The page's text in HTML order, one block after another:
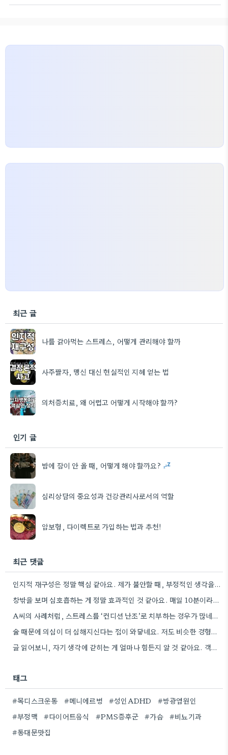
피곤뿐이었고, 밤이 오면 잡히지 않는 생각들이 오늘
최근 글
나를 갉아먹는 스트레스, 어떻게 관리해야 할까
사주팔자, 맹신 대신 현실적인 지혜 얻는 법
의처증치료, 왜 어렵고 어떻게 시작해야 할까?
인기 글
밤에 잠이 안 올 때, 어떻게 해야 할까요?
심리상담의 중요성과 건강관리사로서의 역할
암보험, 다이렉트로 가입하는 법과 추천!
최근 댓글
인지적 재구성은 정말 핵심 같아요. 제가 불안할 때, 부정적인 생각을 긍정적으로 바꾸려고 노력하는데, 작은 변화가…
창밖을 보며 심호흡하는 게 정말 효과적인 것 같아요. 매일 10분이라도 꾸준히 하면 몸과 마음이 훨씬…
A씨의 사례처럼, 스트레스를 ‘컨디션 난조’로 치부하는 경우가 많네요. 꾸준한 자기 관찰이 정말 중요하다고 생각해요.
술 때문에 의심이 더 심해지신다는 점이 와닿네요. 저도 비슷한 경험이 있어서 전문가의 도움을 받는 게…
글 읽어보니, 자기 생각에 갇히는 게 얼마나 힘든지 알 것 같아요. 객관적으로 판단하는 게 쉽지…
태그
#목디스크운동 #메니에르병 #성인ADHD
#방광염원인
#부정맥
#다이어트음식 #PMS증후군 #가슴
#비뇨기과
#동대문맛집